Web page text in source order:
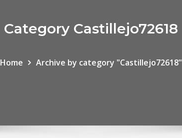
Category Castillejo72618
Home Archive by category "Castillejo72618"